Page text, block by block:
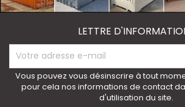
LETTRE
Vous pouvez vous désinscrire à tout
pour cela nos informations de contact
d'utilisation du site.